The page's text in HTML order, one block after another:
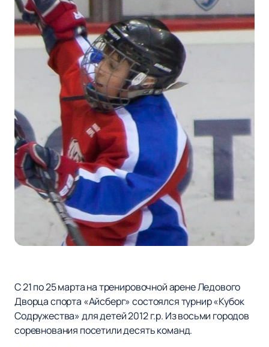
С 21 по 25 марта на тренировочной арене Ледового
Дворца спорта «Айсберг» состоялся турнир «Кубок
Содружества» для детей 2012 г.р. Из восьми городов
соревнования посетили десять команд.